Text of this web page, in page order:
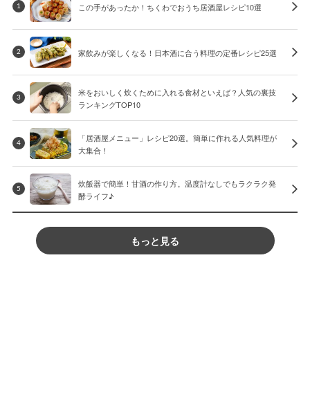
1 この手があったか！ちくわでおうち居酒屋レシピ10選
2 家飲みが楽しくなる！日本酒に合う料理の定番レシピ25選
3
米をおいしく炊くために入れる食材といえば？人気の裏技
ランキングTOP10
4
「居酒屋メニュー」レシピ20選。簡単に作れる人気料理が
大集合！
5
炊飯器で簡単！甘酒の作り方。温度計なしでもラクラク発
酵ライフ♪
もっと見る